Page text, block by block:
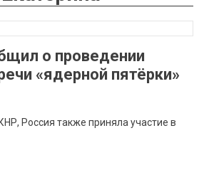
о проведении
«ядерной пятёрки»
Россия также приняла участие в